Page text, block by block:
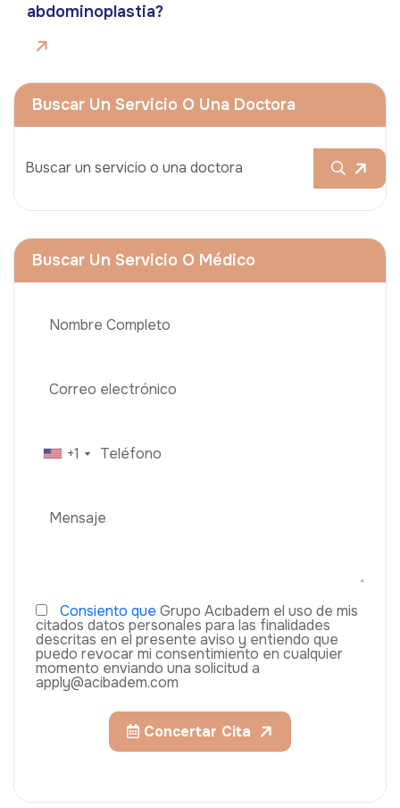
abdominoplastia?
Buscar Un Servicio O Una Doctora
Buscar Un Servicio O Médico
+1
Consiento que Grupo Acıbadem el uso de mis
citados datos personales para las finalidades
descritas en el presente aviso y entiendo que
puedo revocar mi consentimiento en cualquier
momento enviando una solicitud a
apply@acibadem.com
Concertar Cita